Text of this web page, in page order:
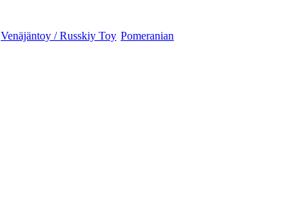
Venäjäntoy / Russkiy Toy Pomeranian